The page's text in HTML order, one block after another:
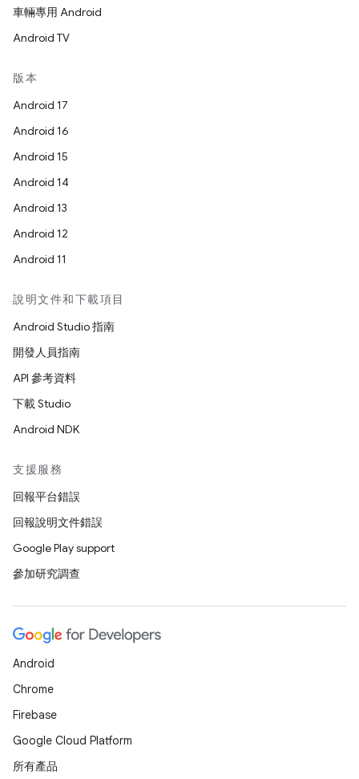
車輛專用 Android
Android TV
版本
Android 17
Android 16
Android 15
Android 14
Android 13
Android 12
Android 11
說明文件和下載項目
Android Studio 指南
開發人員指南
API 參考資料
下載 Studio
Android NDK
支援服務
回報平台錯誤
回報說明文件錯誤
Google Play support
參加研究調查
Android
Chrome
Firebase
Google Cloud Platform
所有產品